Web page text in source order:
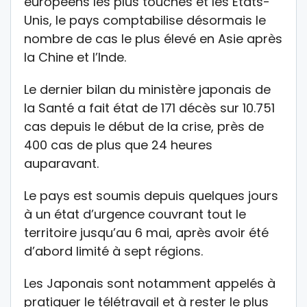
Unis, le pays comptabilise désormais le
nombre de cas le plus élevé en Asie après
la Chine et l’Inde.
Le dernier bilan du ministère japonais de
la Santé a fait état de 171 décès sur 10.751
cas depuis le début de la crise, près de
400 cas de plus que 24 heures
auparavant.
Le pays est soumis depuis quelques jours
à un état d’urgence couvrant tout le
territoire jusqu’au 6 mai, après avoir été
d’abord limité à sept régions.
Les Japonais sont notamment appelés à
pratiquer le télétravail et à rester le plus